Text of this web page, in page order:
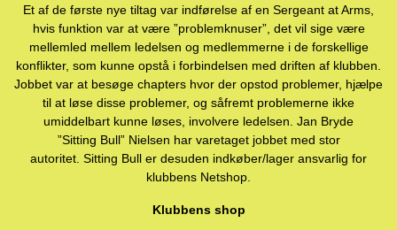
Et af de første nye tiltag var indførelse af en Sergeant at Arms,
hvis funktion var at være ”problemknuser”, det vil sige være
mellemled mellem ledelsen og medlemmerne i de forskellige
konflikter, som kunne opstå i forbindelsen med driften af klubben.
Jobbet var at besøge chapters hvor der opstod problemer, hjælpe
til at løse disse problemer, og såfremt problemerne ikke
umiddelbart kunne løses, involvere ledelsen. Jan Bryde
”Sitting Bull” Nielsen har varetaget jobbet med stor
autoritet. Sitting Bull er desuden indkøber/lager ansvarlig for
klubbens Netshop.
Klubbens shop